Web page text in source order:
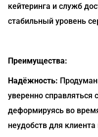
кейтеринга и служб
стабильный уровень
Преимущества:
Надёжность:
уверенно
деформируясь во
неудобств для